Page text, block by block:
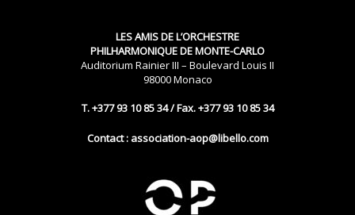
LES AMIS DE L’ORCHESTRE
PHILHARMONIQUE DE MONTE-CARLO
Auditorium Rainier III – Boulevard Louis II
98000 Monaco
T. +377 93 10 85 34 / Fax. +377 93 10 85 34
Contact : association-aop@libello.com